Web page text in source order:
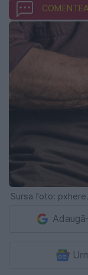
Sursa foto: